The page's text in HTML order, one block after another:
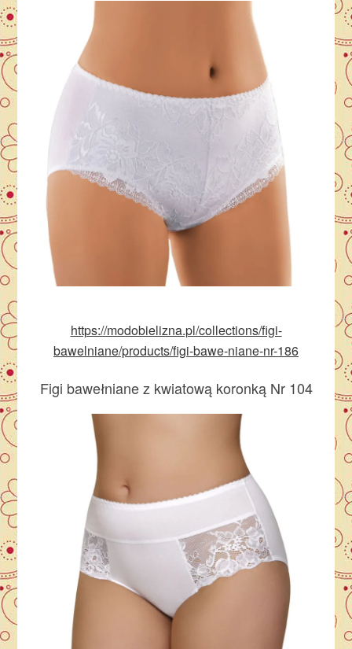
https://modobielizna.pl/collections/figi-
bawelniane/products/figi-bawe-niane-nr-186
Figi bawełniane z kwiatową koronką Nr 104